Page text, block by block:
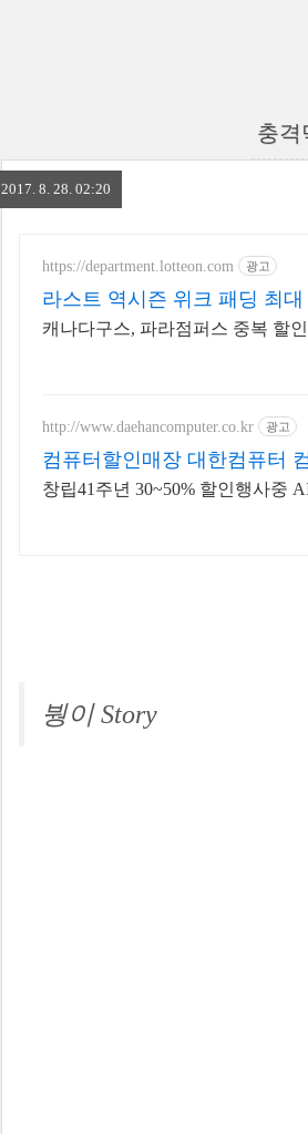
충격
2017. 8. 28. 02:20
https://department.lotteon.com 광고
라스트 역시즌 위크 패딩 최대
캐나다구스, 파라점퍼스 중복 할
http://www.daehancomputer.co.kr 광고
컴퓨터할인매장 대한컴퓨터
붱이 Story